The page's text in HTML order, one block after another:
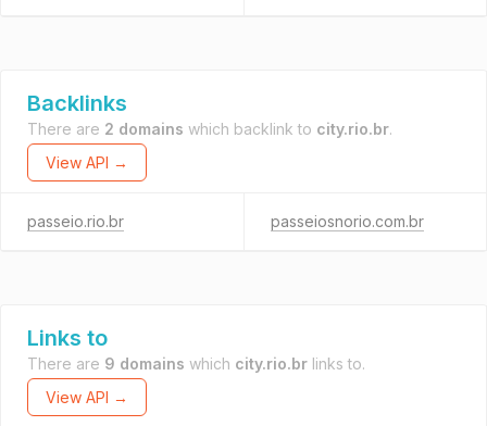
Backlinks
There are 2 domains which backlink to city.rio.br.
View API →
passeio.rio.br passeiosnorio.com.br
Links to
There are 9 domains which city.rio.br links to.
View API →